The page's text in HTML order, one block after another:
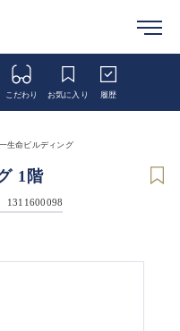
こだわり お気に入り 履歴
生命ビルディング
1階
1311600098